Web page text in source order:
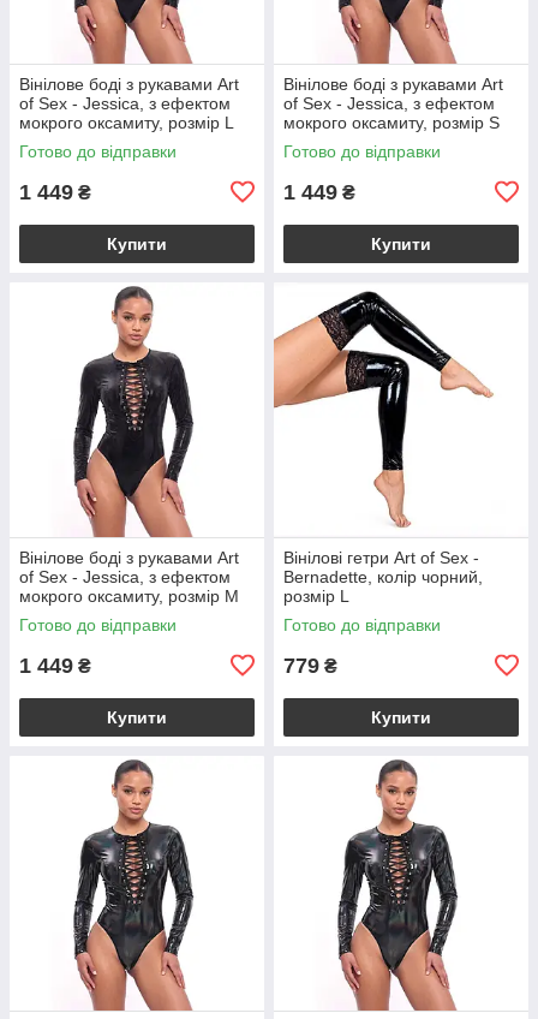
Вінілове боді з рукавами Art
of Sex - Jessica, з ефектом
мокрого оксамиту, розмір L
Готово до відправки
1 449 ₴
Купити
Вінілове боді з рукавами Art
of Sex - Jessica, з ефектом
мокрого оксамиту, розмір S
Готово до відправки
1 449 ₴
Купити
Вінілове боді з рукавами Art
of Sex - Jessica, з ефектом
мокрого оксамиту, розмір M
Готово до відправки
1 449 ₴
Купити
Вінілові гетри Art of Sex -
Bernadette, колір чорний,
розмір L
Готово до відправки
779 ₴
Купити